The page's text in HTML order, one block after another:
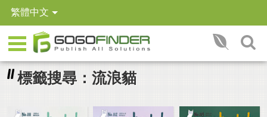
繁體中文
標籤搜尋：流浪貓